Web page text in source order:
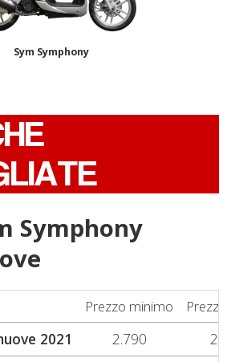
Sym Symphony
Symphony
Prezzo minimo
2021 2.790